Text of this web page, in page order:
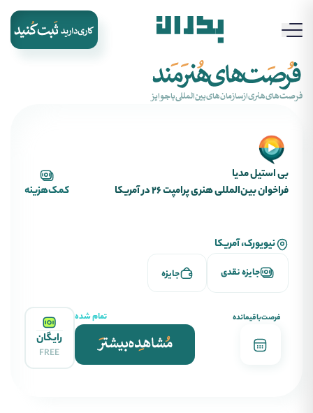
‌فرصت‌های‌هنری‌از‌سازمان‌های‌بین‌المللی‌با‌جوایز
بی استیل مدیا
فراخوان بین‌المللی هنری پرامپت 26 در آمریکا
کمک‌هزینه
نیویورک، آمریکا
جایزه نقدی جایزه
فرصت‌باقیمانده تمام شده
رایگان
FREE